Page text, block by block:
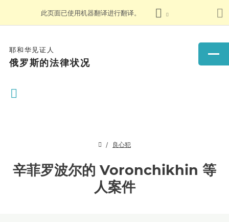
此页面已使用机器翻译进行翻译。
耶和华见证人
俄罗斯的法律状况
良心犯
辛菲罗波尔的 Voronchikhin 等
人案件